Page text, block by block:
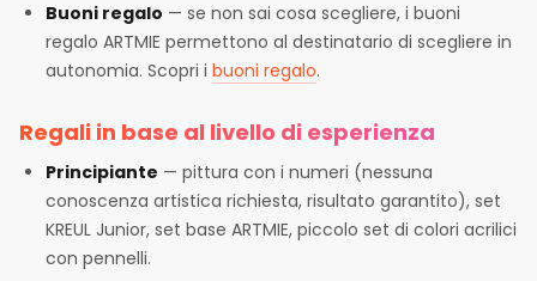
Buoni regalo — se non sai cosa scegliere, i buoni
regalo ARTMIE permettono al destinatario di scegliere in
autonomia. Scopri ibuoni regalo.
Regali in base al livello di esperienza
Principiante — pittura con i numeri (nessuna
conoscenza artistica richiesta, risultato garantito), set
KREUL Junior, set base ARTMIE, piccolo set di colori acrilici
con pennelli.